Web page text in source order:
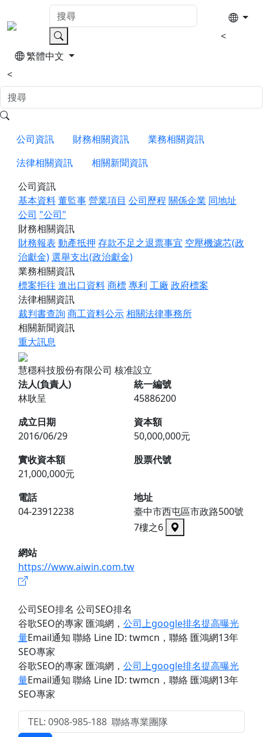
<
繁體中文
<
公司資訊 財務相關資訊
業務相關資訊
法律相關資訊
相關新聞資訊
公司資訊
基本資料董監事營業項目 公司歷程 關係企業 同地址
公司 "公司"
財務相關資訊
財務報表 動產抵押 存款不足之退票事宜 空壓機濾芯(政
治獻金)選舉支出(政治獻金)
業務相關資訊
標案拒往 進出口資料商標專利 工廠 政府標案
法律相關資訊
裁判書查詢 商工資料公示相關法律事務所
相關新聞資訊
重大訊息
慧穩科技股份有限公司 核准設立
法人(負責人)
林耿呈
統一編號
45886200
成立日期
2016/06/29
資本額
50,000,000元
實收資本額
21,000,000元
股票代號
電話
04-23912238
地址
臺中市西屯區市政路500號
7樓之6
網站
https://www.aiwin.com.tw
公司SEO排名 公司SEO排名
谷歌SEO的專家 匯鴻網 ， 公司上google排名提高曝光
量Email通知 聯絡 Line ID: twmcn ，聯絡 匯鴻網13年
SEO專家
谷歌SEO的專家 匯鴻網 ， 公司上google排名提高曝光
量Email通知 聯絡 Line ID: twmcn ，聯絡 匯鴻網13年
SEO專家